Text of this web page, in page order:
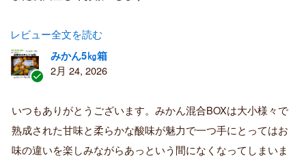
レビュー全文を読む
証
済
み
購
みかん5㎏箱
2月 24, 2026
いつもありがとうございます。みかん混合BOXは大小様々で
熟成された甘味と柔らかな酸味が魅力で一つ手にとってはお
味の違いを楽しみながらあっという間になくなってしまいま